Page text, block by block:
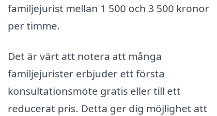
familjejurist mellan 1 500 och 3 500 kronor
per timme.
Det är värt att notera att många
familjejurister erbjuder ett första
konsultationsmöte gratis eller till ett
reducerat pris. Detta ger dig möjlighet att